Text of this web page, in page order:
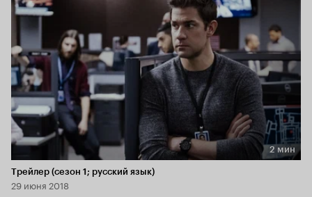
Длительность 2 мин
2 мин
Трейлер (сезон 1; русский язык)
29 июня 2018